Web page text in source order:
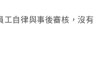
工自律與事後審核，沒有